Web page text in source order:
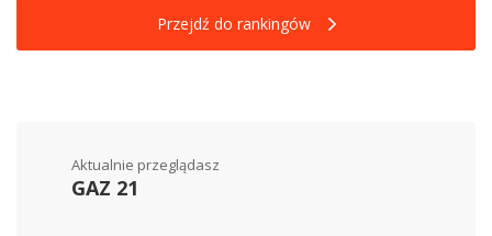
Przejdź do rankingów
Aktualnie przeglądasz
GAZ 21